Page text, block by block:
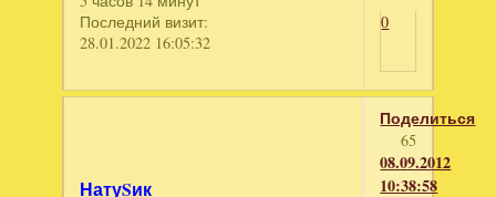
Последний визит:
28.01.2022 16:05:32
0
Поделиться
65
08.09.2012
10:38:58
НатуSик